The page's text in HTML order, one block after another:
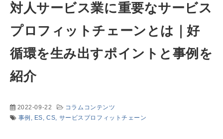
サービス
実績
セミナー情報
対人サービス業に重要なサービス
プロフィットチェーンとは｜好
循環を生み出すポイントと事例を
紹介
2022-09-22
コラムコンテンツ
事例
ES CS サービスプロフィットチェーン